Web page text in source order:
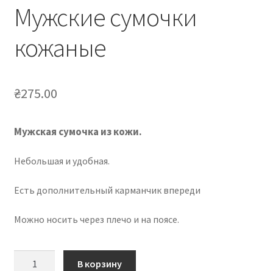
Мужские сумочки
кожаные
₴275.00
Мужская сумочка из кожи.
Небольшая и удобная.
Есть дополнительный карманчик впереди
Можно носить через плечо и на поясе.
В корзину